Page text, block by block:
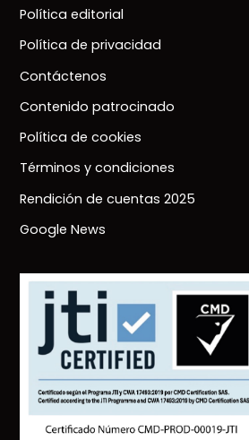
Política editorial
Política de privacidad
Contáctenos
Contenido patrocinado
Política de cookies
Términos y condiciones
Rendición de cuentas 2025
Google News